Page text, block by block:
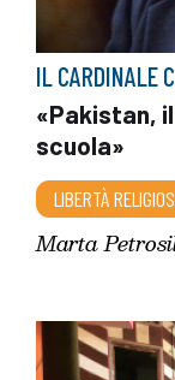
IL CARDINALE
«Pakistan,
scuola»
LIBERTÀ
Marta